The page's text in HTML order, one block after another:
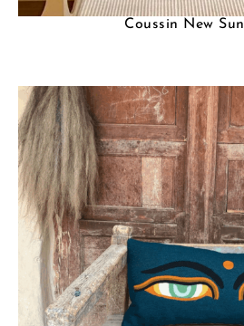
Coussin New Sun